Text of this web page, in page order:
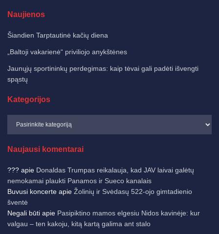
Naujienos
Šiandien Tarptautinė kačių diena
„Baltoji vakarienė“ priviliojo anykštėnes
Jaunųjų sportininkų perdegimas: kaip tėvai gali padėti išvengti
spąstų
Kategorijos
Naujausi komentarai
??? apie Donaldas Trumpas reikalauja, kad JAV laivai galėtų
nemokamai plaukti Panamos ir Sueco kanalais
Buvusi koncerte apie Žolinių ir Svėdasų 522-ojo gimtadienio
šventė
Negali būti apie Pasipiktino mamos elgesiu Nidos kavinėje: kur
valgau – ten kakoju, kitą kartą galima ant stalo